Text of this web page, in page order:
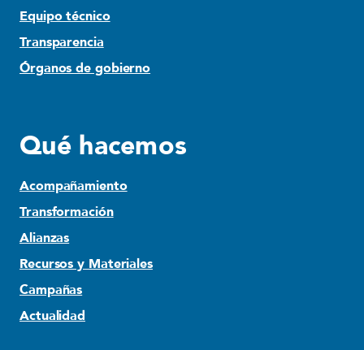
Equipo técnico
Transparencia
Órganos de gobierno
Qué hacemos
Acompañamiento
Transformación
Alianzas
Recursos y Materiales
Campañas
Actualidad